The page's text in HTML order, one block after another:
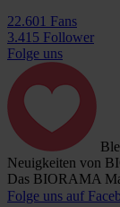
22.601 Fans
3.415 Follower
Folge uns
Neuigkeiten von
Das BIORAMA
Folge uns auf